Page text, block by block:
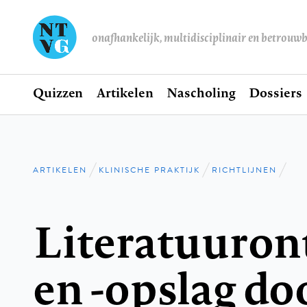
onafhankelijk, multidisciplinair en
Hoofdnavigatie
Home
Quizzen Artikelen Nascholing Dossiers
Kruimelpad
ARTIKELEN KLINISCHE PRAKTIJK RICHTLIJNEN
en -opslag